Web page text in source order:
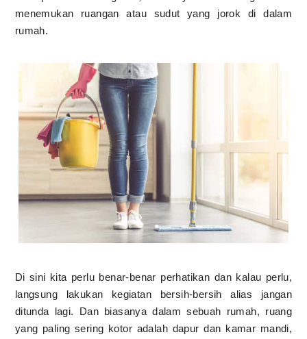
menemukan ruangan atau sudut yang jorok di dalam
rumah.
Di sini kita perlu benar-benar perhatikan dan kalau perlu,
langsung lakukan kegiatan bersih-bersih alias jangan
ditunda lagi. Dan biasanya dalam sebuah rumah, ruang
yang paling sering kotor adalah dapur dan kamar mandi,